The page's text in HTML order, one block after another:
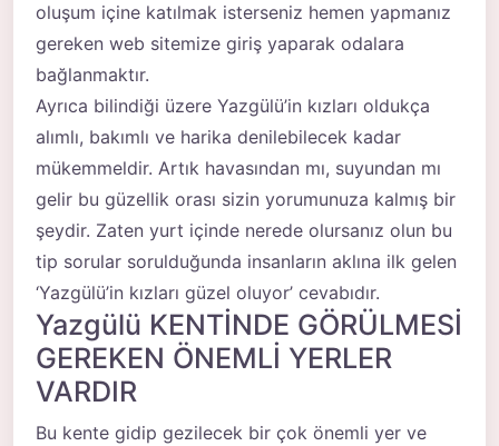
oluşum içine katılmak isterseniz hemen yapmanız
gereken web sitemize giriş yaparak odalara
bağlanmaktır.
Ayrıca bilindiği üzere Yazgülü’in kızları oldukça
alımlı, bakımlı ve harika denilebilecek kadar
mükemmeldir. Artık havasından mı, suyundan mı
gelir bu güzellik orası sizin yorumunuza kalmış bir
şeydir. Zaten yurt içinde nerede olursanız olun bu
tip sorular sorulduğunda insanların aklına ilk gelen
‘Yazgülü’in kızları güzel oluyor’ cevabıdır.
Yazgülü KENTİNDE GÖRÜLMESİ
GEREKEN ÖNEMLİ YERLER
VARDIR
Bu kente gidip gezilecek bir çok önemli yer ve